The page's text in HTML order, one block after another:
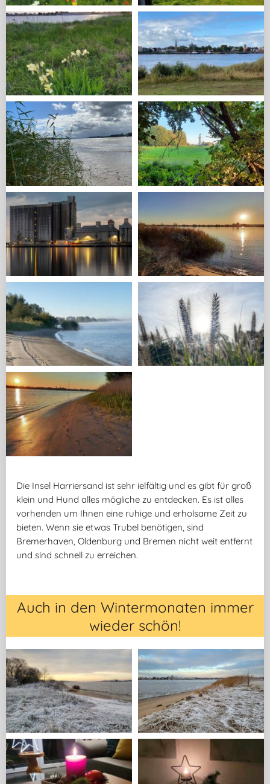
Die Insel Harriersand ist sehr ielfältig und es gibt für groß
klein und Hund alles mögliche zu entdecken. Es ist alles
vorhenden um Ihnen eine ruhige und erholsame Zeit zu
bieten. Wenn sie etwas Trubel benötigen, sind
Bremerhaven, Oldenburg und Bremen nicht weit entfernt
und sind schnell zu erreichen.
Auch in den Wintermonaten immer
wieder schön!